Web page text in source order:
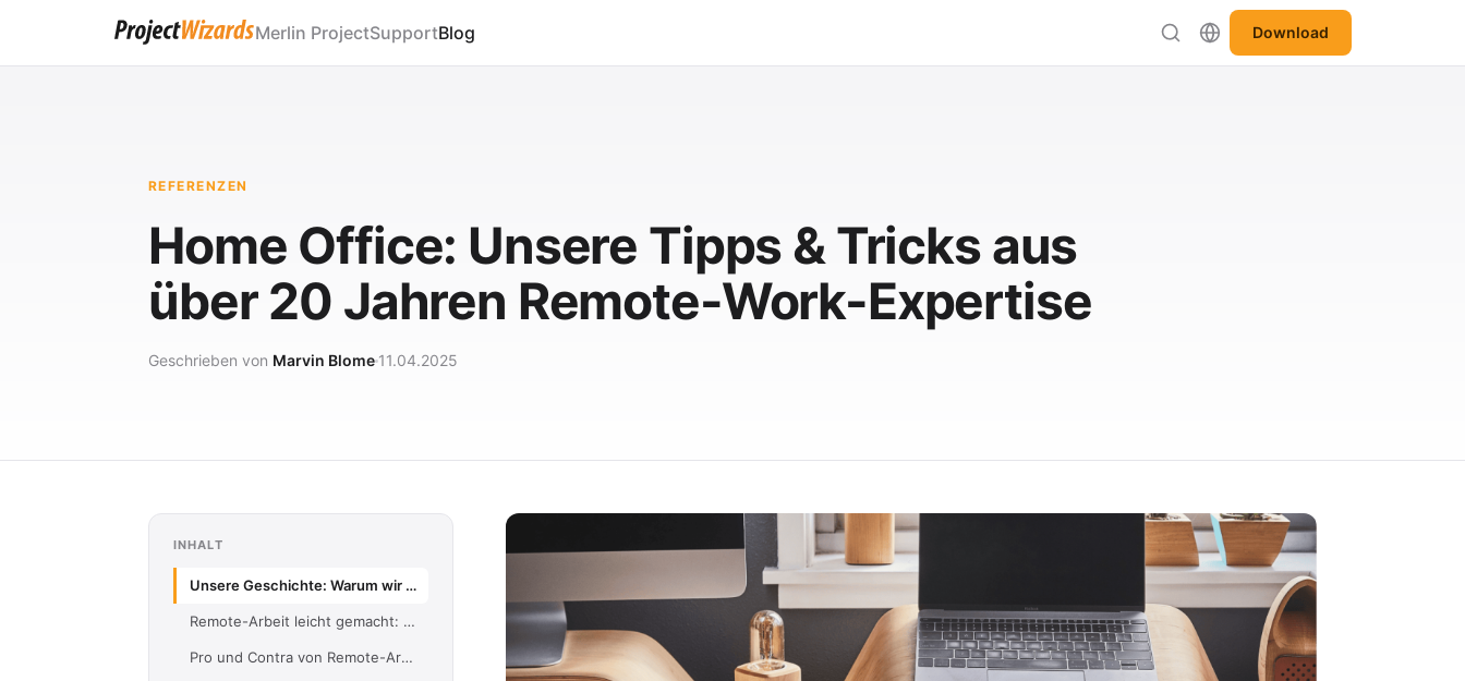
Merlin ProjectSupportBlog Download
REFERENZEN
Home Office: Unsere Tipps & Tricks aus
über 20 Jahren Remote-Work-Expertise
Geschrieben von Marvin Blome 11.04.2025
INHALT
Unsere Geschichte: Warum wir nur Remote arbeiten
Remote-Arbeit leicht gemacht: Hilfreiche Tipps & Tricks
Pro und Contra von Remote-Arbeit